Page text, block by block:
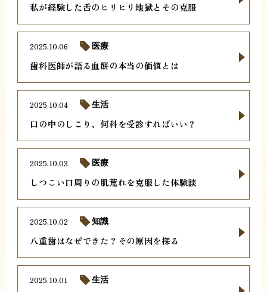
私が経験した舌のヒリヒリ地獄とその克服
歯科医師が語る血餅の本当の価値とは
2025.10.06 医療
口の中のしこり、何科を受診すればいい？
2025.10.04 生活
しつこい口周りの肌荒れを克服した体験談
2025.10.03 医療
八重歯はなぜできた？その原因を探る
2025.10.02 知識
2025.10.01 生活